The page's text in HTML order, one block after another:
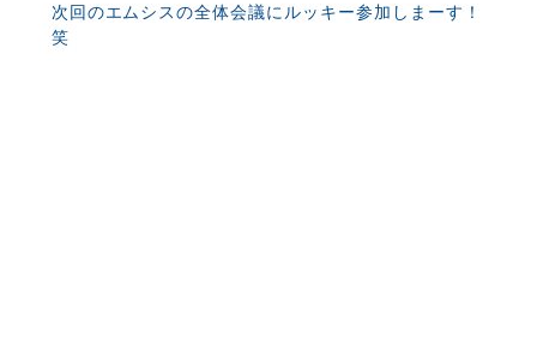
次回のエムシスの全体会議にルッキー参加しまーす！
笑